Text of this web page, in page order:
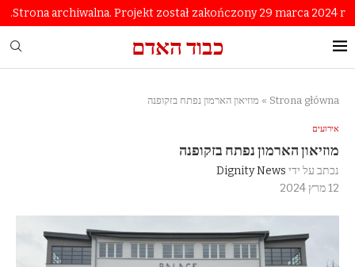
Strona archiwalna. Projekt został zakończony 29 marca 2024 r.
כבוד האדם
Strona główna
» מוזיאון הארמון נפתח בזקופנה
אירועים
מוזיאון הארמון נפתח בזקופנה
נכתב על ידי Dignity News
12 מרץ 2024